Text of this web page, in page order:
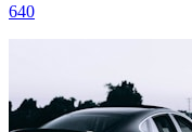
640